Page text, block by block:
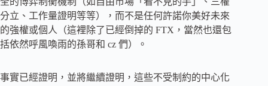
分立、工作量證明等等），而不是任何許諾你美好未來
的強權或個人（這裡除了已經倒掉的 FTX，當然也還包
括依然呼風喚雨的孫哥和 cz 們）。
事實已經證明，並將繼續證明，這些不受制約的中心化